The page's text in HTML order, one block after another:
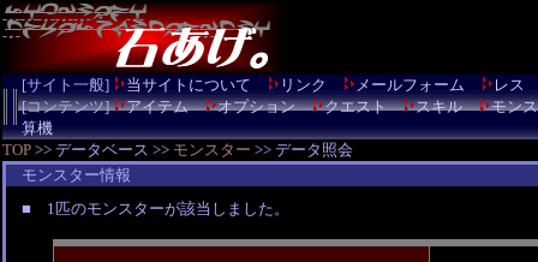
[サイト一般] 当サイトについて リンク メールフォーム
レス
[コンテンツ]
アイテム オプション クエスト スキル
モン
算機
TOP >> データベース >> モンスター >> データ照会
モンスター情報
■ 1匹のモンスターが該当しました。